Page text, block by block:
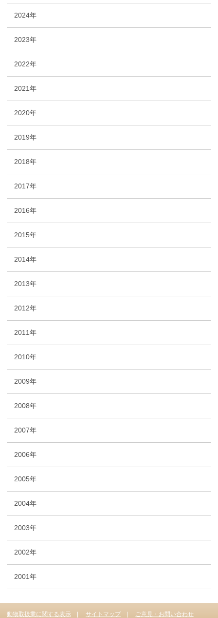
2024年
2023年
2022年
2021年
2020年
2019年
2018年
2017年
2016年
2015年
2014年
2013年
2012年
2011年
2010年
2009年
2008年
2007年
2006年
2005年
2004年
2003年
2002年
2001年
動物取扱業に関する表示 サイトマップ ご意見・お問い合わせ